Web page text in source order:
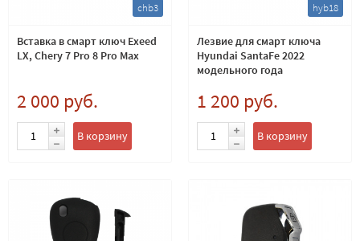
chb3
Вставка в смарт ключ Exeed
LX, Chery 7 Pro 8 Pro Max
2 000 руб.
В корзину
hyb18
Лезвие для смарт ключа
Hyundai SantaFe 2022
модельного года
1 200 руб.
В корзину